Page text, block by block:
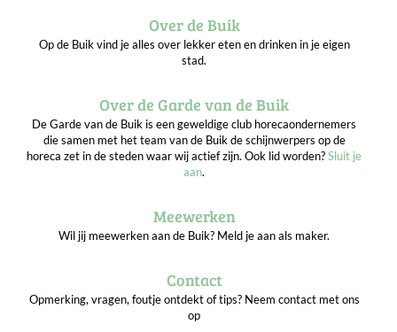
Over de Buik
Op de Buik vind je alles over lekker eten en drinken in je eigen
stad.
Over de Garde van de Buik
De Garde van de Buik is een geweldige club horecaondernemers
die samen met het team van de Buik de schijnwerpers op de
horeca zet in de steden waar wij actief zijn. Ook lid worden?Sluit je
aan.
Meewerken
Wil jij meewerken aan de Buik? Meld je aan als maker.
Contact
Opmerking, vragen, foutje ontdekt of tips? Neem contact met ons
op